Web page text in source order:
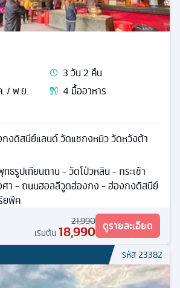
3วัน2 คืน
/ พ.ย.
4 มื้ออาหาร
งดิสนีย์แลนด์ วัดแชกงหมิว วัดหวังต้า
ธรูปเทียนถาน - วัดโป่วหลิน - กระเช้า
า - ถนนฮอลลีวูดฮ่องกง - ฮ่องกงดิสนีย์
ยพีค
21,990
เริ่มต้น 18,990 ดูรายละเอียด
รหัส23382